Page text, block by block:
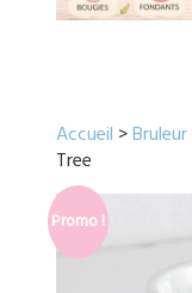
Accueil >Bruleur
Tree
Promo !